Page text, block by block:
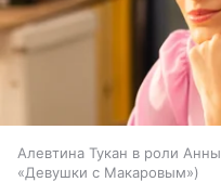
Алевтина Тукан в роли Анны
«Девушки с Макаровым»